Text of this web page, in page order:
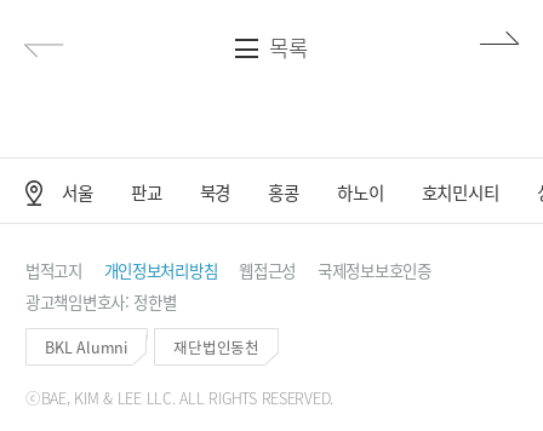
목록
서울 판교 북경 홍콩 하노이 호치민시티
법적고지 개인정보처리방침 웹접근성
국제정보보호인증
광고책임변호사: 정한별
BKL Alumni 재단법인동천
ⓒBAE, KIM & LEE LLC. ALL RIGHTS RESERVED.